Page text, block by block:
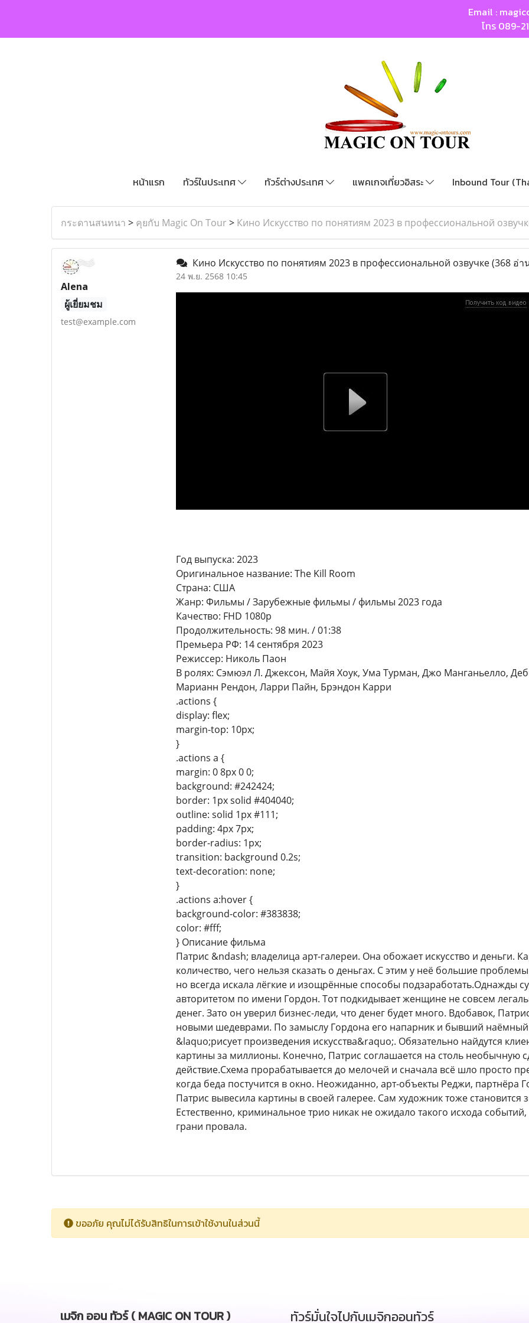
Email :
โทร 089-
หน้าแรก ทัวร์ในประเทศ ทัวร์ต่างประเทศ แพคเกจเที่ยวอิสระ Inbound Tour
กระดานสนทนา > คุยกับ Magic On Tour > Кино Искусство по понятиям 2023 в профессиональной
Alena
ผู้เยี่ยมชม
test@example.com
Кино Искусство по понятиям 2023 в профессиональной озвучке(368 อ่า
24 พ.ย. 2568 10:45
Год выпуска: 2023
Оригинальное название: The Kill Room
Страна: США
Жанр: Фильмы / Зарубежные фильмы / фильмы 2023 года
Качество: FHD 1080p
Продолжительность: 98 мин. / 01:38
Премьера РФ: 14 сентября 2023
Режиссер: Николь Паон
В ролях: Сэмюэл Л. Джексон, Майя Хоук, Ума Турман, Джо Манганьелло,
Марианн Рендон, Ларри Пайн, Брэндон Карри
.actions {
display: flex;
margin-top: 10px;
}
.actions a {
margin: 0 8px 0 0;
background: #242424;
border: 1px solid #404040;
outline: solid 1px #111;
padding: 4px 7px;
border-radius: 1px;
transition: background 0.2s;
text-decoration: none;
}
.actions a:hover {
background-color: #383838;
color: #fff;
} Описание фильма
Патрис &ndash; владелица арт-галереи. Она обожает искусство и деньги.
количество, чего нельзя сказать о деньгах. С этим у неё большие
но всегда искала лёгкие и изощрённые способы подзаработать.Однажды
авторитетом по имени Гордон. Тот подкидывает женщине не совсем
денег. Зато он уверил бизнес-леди, что денег будет много. Вдобавок,
новыми шедеврами. По замыслу Гордона его напарник и бывший наёмный
&laquo;рисует произведения искусства&raquo;. Обязательно найдутся
картины за миллионы. Конечно, Патрис соглашается на столь необычную
действие.Схема прорабатывается до мелочей и сначала всё шло просто
когда беда постучится в окно. Неожиданно, арт-объекты Реджи, партнёра
Патрис вывесила картины в своей галерее. Сам художник тоже становится
Естественно, криминальное трио никак не ожидало такого исхода
грани провала.
ขออภัย คุณไม่ได้รับสิทธิในการเข้าใช้งานในส่วนนี้
เมจิก ออน ทัวร์ ( MAGIC ON TOUR ) ทัวร์มั่นใจไปกับเมจิกออนทัวร์